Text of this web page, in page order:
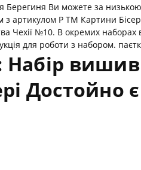
Берегиня Ви можете за
артикулом Р ТМ Картини
Чехії №10. В окремих
для роботи з набором.
Достойно є